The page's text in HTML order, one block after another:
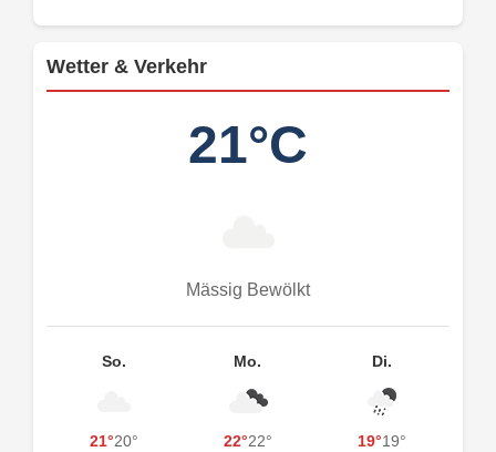
Wetter & Verkehr
21°C
Mässig Bewölkt
So.
21°20°
Mo.
22°22°
Di.
19°19°